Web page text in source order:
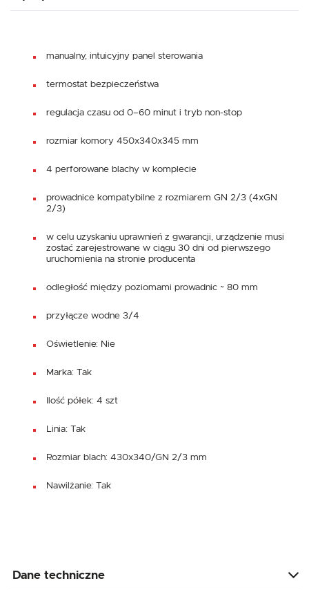
manualny, intuicyjny panel sterowania
termostat bezpieczeństwa
regulacja czasu od 0–60 minut i tryb non-stop
rozmiar komory 450x340x345 mm
4 perforowane blachy w komplecie
prowadnice kompatybilne z rozmiarem GN 2/3 (4xGN
2/3)
w celu uzyskaniu uprawnień z gwarancji, urządzenie musi
zostać zarejestrowane w ciągu 30 dni od pierwszego
uruchomienia na stronie producenta
odległość między poziomami prowadnic ~ 80 mm
przyłącze wodne 3/4
Oświetlenie: Nie
Marka: Tak
Ilość półek: 4 szt
Linia: Tak
Rozmiar blach: 430x340/GN 2/3 mm
Nawilżanie: Tak
Dane techniczne